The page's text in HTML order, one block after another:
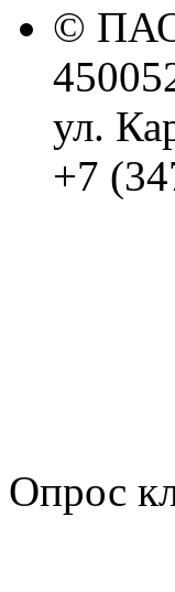
© ПАО
ул.
+7
Опрос